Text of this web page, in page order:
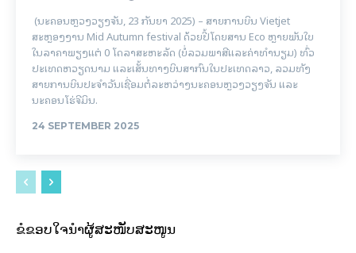
(ນະຄອນຫຼວງວຽງຈັນ, 23 ກັນຍາ 2025) – ສາຍການບິນ Vietjet
ສະຫຼອງງານ Mid Autumn festival ດ້ວຍປີ້ໂດຍສານ Eco ຫຼາຍພັນໃບ
ໃນລາຄາພຽງແຕ່ 0 ໂດລາສະຫະລັດ (ບໍ່ລວມພາສີແລະຄ່າທໍານຽມ) ທົ່ວ
ປະເທດຫວຽດນາມ ແລະເສັ້ນທາງບິນສາກົນໃນປະເທດລາວ, ລວມທັງ
ສາຍການບິນປະຈໍາວັນເຊື່ອມຕໍ່ລະຫວ່າງນະຄອນຫຼວງວຽງຈັນ ແລະ
ນະຄອນໂຮ່ຈີມິນ.
24 SEPTEMBER 2025
ຂໍຂອບໃຈນຳຜູ້ສະໜັບສະໜູນ